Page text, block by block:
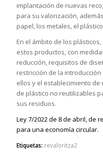
implantación de nuevas
para su valorización,
papel, los metales, el
En el ámbito de los
estos productos, con
reducción, requisitos de
restricción de la
ellos y el establecimiento
de plástico no reutilizables
sus residuos.
Ley 7/2022 de 8 de abril, de
para una economía circular.
Etiquetas: revaloritza2